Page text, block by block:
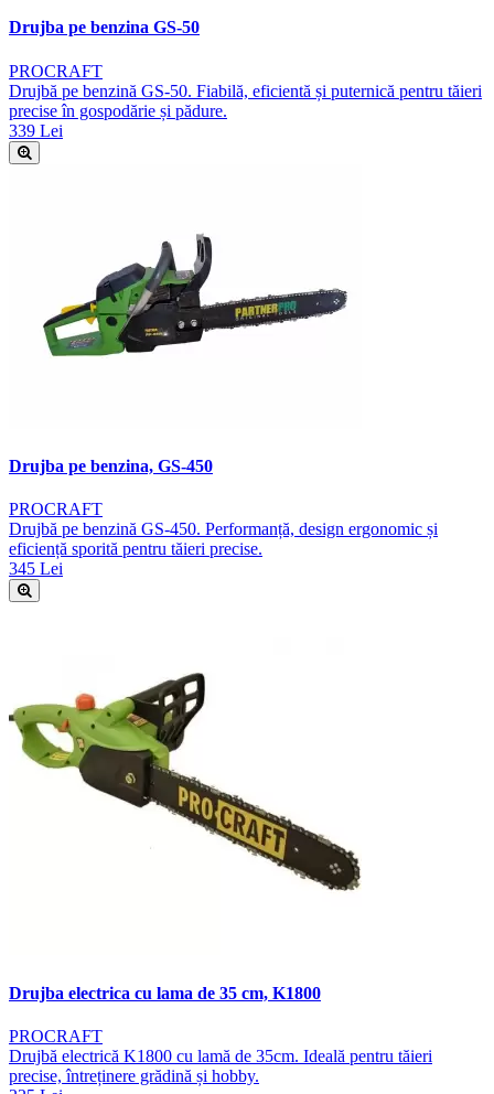
Drujba pe benzina GS-50
PROCRAFT
Drujbă pe benzină GS-50. Fiabilă, eficientă și puternică pentru tăieri
precise în gospodărie și pădure.
339 Lei
Drujba pe benzina, GS-450
PROCRAFT
Drujbă pe benzină GS-450. Performanță, design ergonomic și
eficiență sporită pentru tăieri precise.
345 Lei
Drujba electrica cu lama de 35 cm, K1800
PROCRAFT
Drujbă electrică K1800 cu lamă de 35cm. Ideală pentru tăieri
precise, întreținere grădină și hobby.